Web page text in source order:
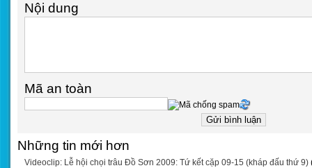
Nội dung
Mã an toàn
Những tin mới hơn
Videoclip: Lễ hội chọi trâu Đồ Sơn 2009: Tứ kết cặp 09-15 (kháp đấu thứ 9)